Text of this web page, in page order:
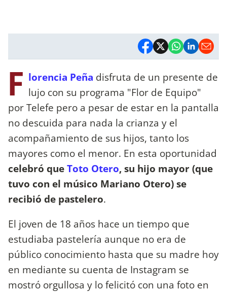
F lorencia Peña disfruta de un presente de
lujo con su programa "Flor de Equipo"
por Telefe pero a pesar de estar en la pantalla
no descuida para nada la crianza y el
acompañamiento de sus hijos, tanto los
mayores como el menor. En esta oportunidad
celebró queToto Otero, su hijo mayor (que
tuvo con el músico Mariano Otero) se
recibió de pastelero.
El joven de 18 años hace un tiempo que
estudiaba pastelería aunque no era de
público conocimiento hasta que su madre hoy
en mediante su cuenta de Instagram se
mostró orgullosa y lo felicitó con una foto en